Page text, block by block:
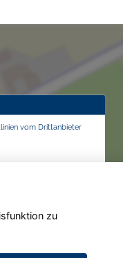
vom Drittanbieter
zu